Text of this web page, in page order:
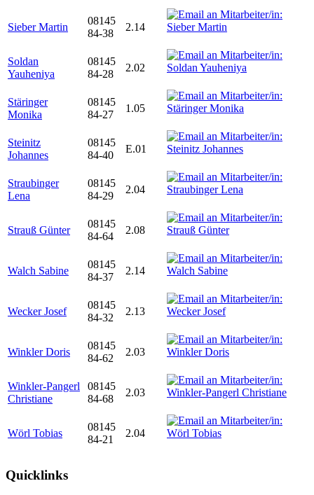
Sieber Martin
08145
84-38
2.14
Soldan
Yauheniya
08145
84-28
2.02
Stäringer
Monika
08145
84-27
1.05
Steinitz
Johannes
08145
84-40
E.01
Straubinger
Lena
08145
84-29
2.04
Strauß Günter
08145
84-64
2.08
Walch Sabine
08145
84-37
2.14
Wecker Josef
08145
84-32
2.13
Winkler Doris
08145
84-62
2.03
Winkler-Pangerl
Christiane
08145
84-68
2.03
Wörl Tobias
08145
84-21
2.04
Quicklinks